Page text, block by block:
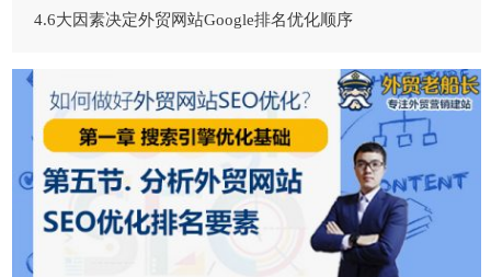
4.6大因素决定外贸网站Google排名优化顺序